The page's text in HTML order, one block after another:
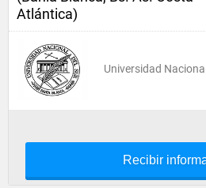
Atlántica)
Universidad
Recibir